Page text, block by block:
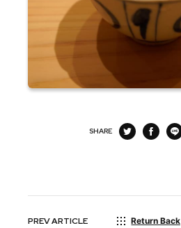
SHARE
PREVARTICLE Return Back